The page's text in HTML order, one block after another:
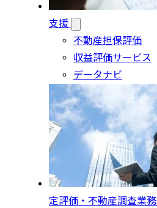
支援
不動産担保評価
収益評価サービス
データナビ
定評価・不動産調査業務